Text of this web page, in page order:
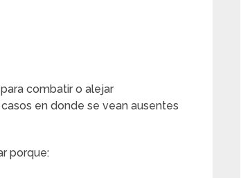
combatir o alejar
en donde se vean ausentes
porque: